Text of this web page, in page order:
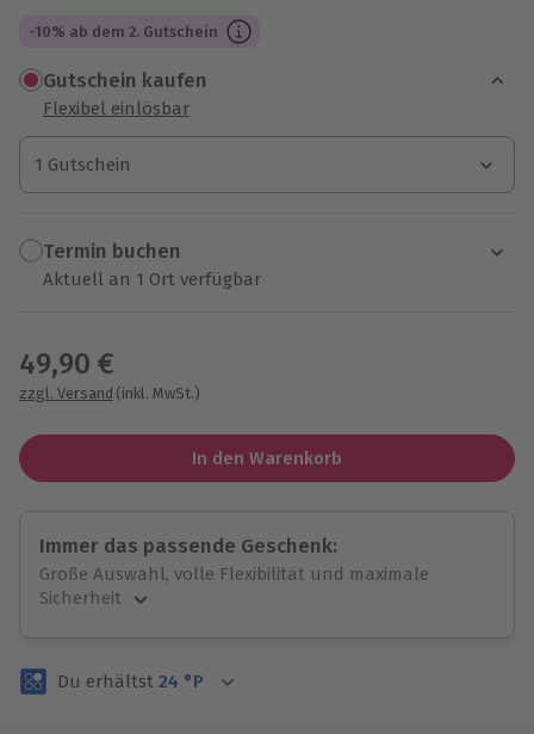
-10% ab dem 2. Gutschein
Gutschein kaufen
Flexibel einlösbar
1 Gutschein
1 Gutschein
1 Gutschein
Termin buchen
Aktuell an 1 Ort verfügbar
49,90 €
zzgl. Versand (inkl. MwSt.)
In den Warenkorb
Immer das passende Geschenk:
Große Auswahl, volle Flexibilität und maximale
Sicherheit
Volle Flexibilität
Du erhältst 24 °P